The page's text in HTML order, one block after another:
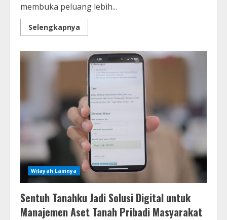
membuka peluang lebih...
Selengkapnya
Wilayah Lainnya
Sentuh Tanahku Jadi Solusi Digital untuk
Manajemen Aset Tanah Pribadi Masyarakat